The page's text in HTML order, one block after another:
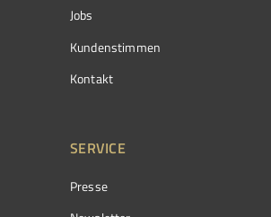
Jobs
Kundenstimmen
Kontakt
SERVICE
Presse